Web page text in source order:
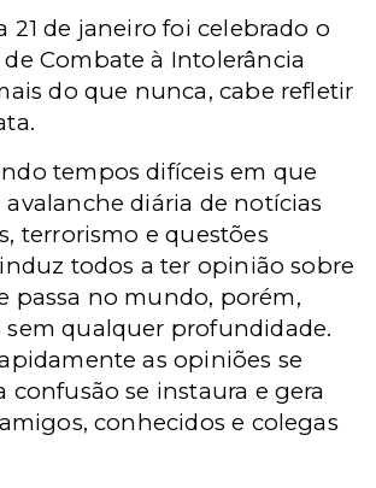
21 de janeiro foi celebrado o
Combate à Intolerância
do que nunca, cabe refletir
tempos difíceis em que
diária de notícias
terrorismo e questões
todos a ter opinião sobre
passa no mundo, porém,
sem qualquer profundidade.
as opiniões se
confusão se instaura e gera
conhecidos e colegas